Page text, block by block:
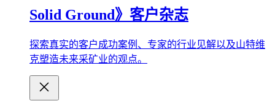
Solid Ground》客户杂志
探索真实的客户成功案例、专家的行业见解以及山特维
克塑造未来采矿业的观点。